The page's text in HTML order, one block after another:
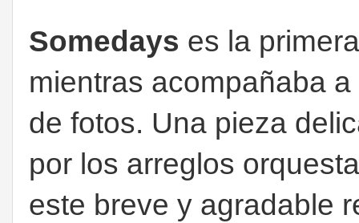
Somedays es la
mientras acompañaba
de fotos. Una pieza
por los arreglos
este breve y agradable